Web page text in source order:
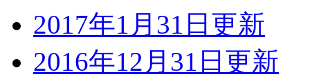
2017年1月31日更新
2016年12月31日更新